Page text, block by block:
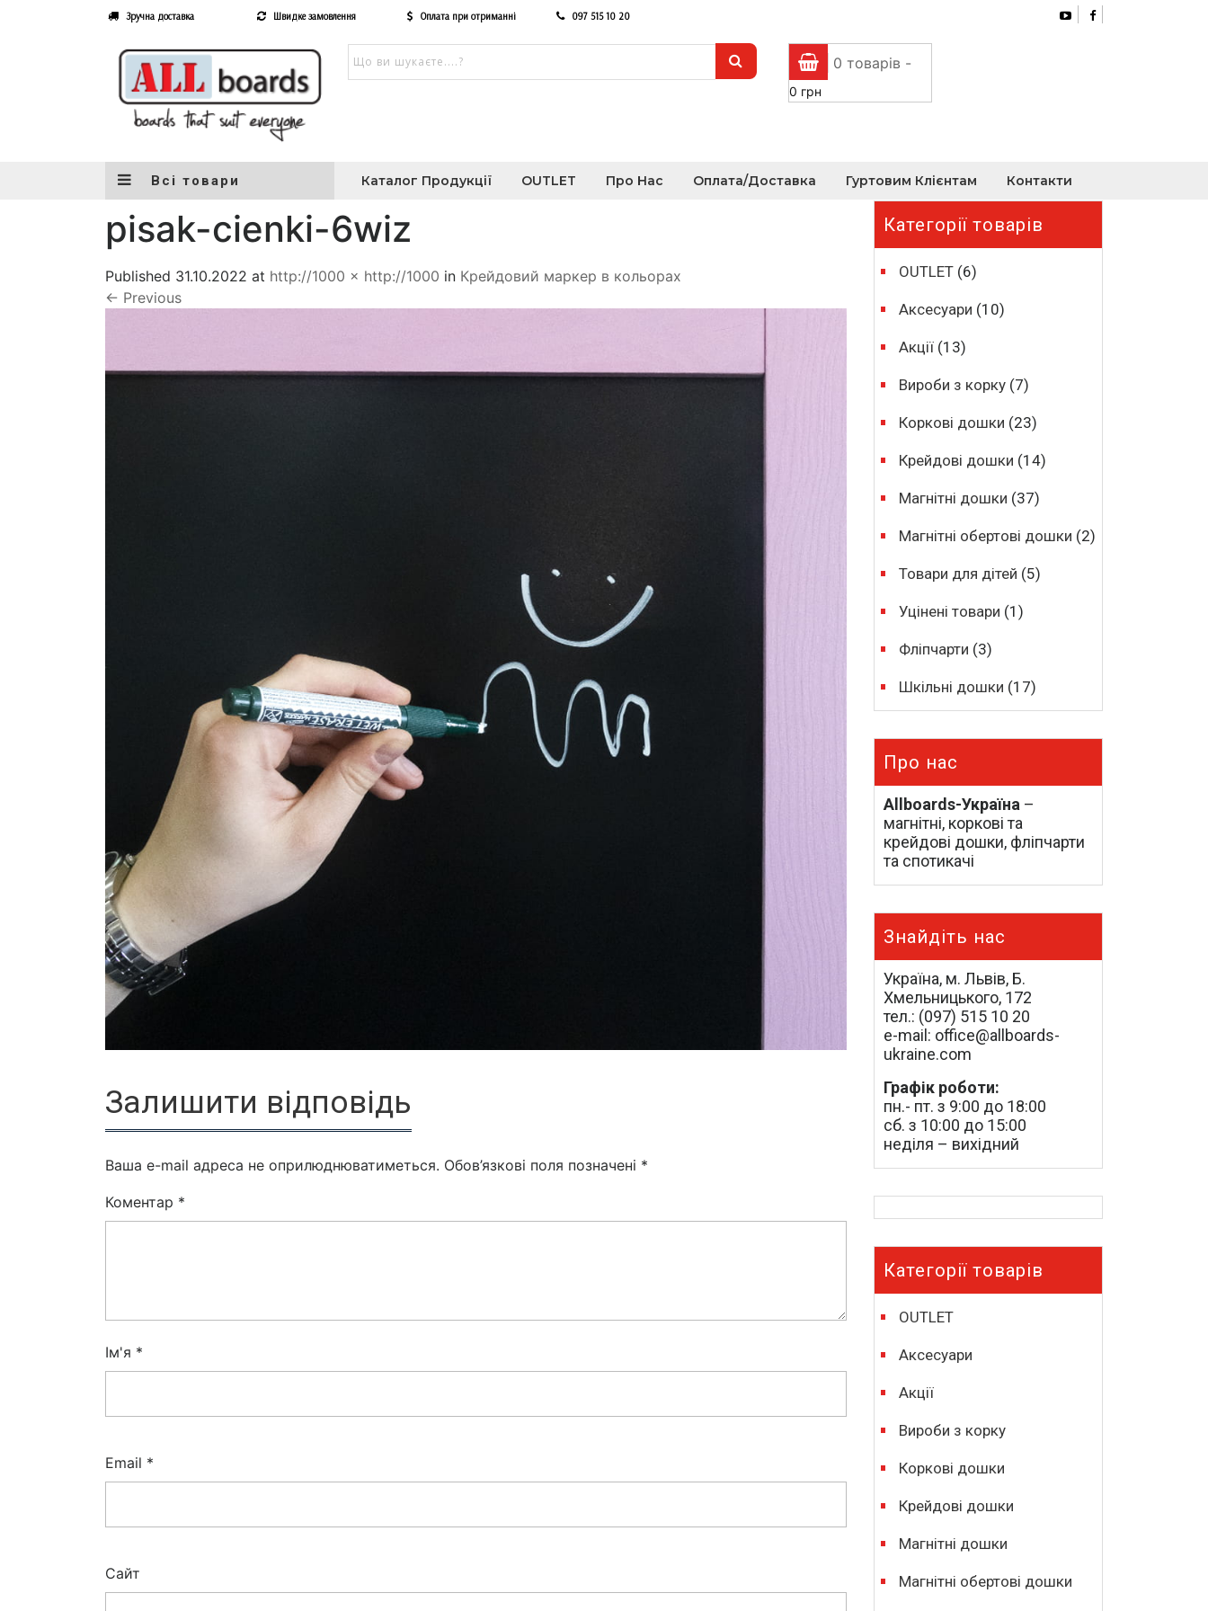
Зручна доставка Швидке замовлення Оплата при отриманні 097 515 10 20
0 товарів -
0 грн
Всі товари Каталог Продукції OUTLET Про Нас Оплата/Доставка Гуртовим Клієнтам Контакти
pisak-cienki-6wiz
Published 31.10.2022 at http://1000 × http://1000 in Крейдовий маркер в кольорах
← Previous
Залишити відповідь
Ваша e-mail адреса не оприлюднюватиметься. Обов’язкові поля позначені *
Коментар *
Ім'я *
Email *
Сайт
Категорії товарів
OUTLET (6)
Аксесуари (10)
Акції (13)
Вироби з корку (7)
Коркові дошки (23)
Крейдові дошки (14)
Магнітні дошки (37)
Магнітні обертові дошки (2)
Товари для дітей (5)
Уцінені товари (1)
Фліпчарти (3)
Шкільні дошки (17)
Про нас
Allboards-Україна –
магнітні, коркові та
крейдові дошки, фліпчарти
та спотикачі
Знайдіть нас
Україна, м. Львів, Б.
Хмельницького, 172
тел.: (097) 515 10 20
e-mail: office@allboards-
ukraine.com
Графік роботи:
пн.- пт. з 9:00 до 18:00
сб. з 10:00 до 15:00
неділя – вихідний
Категорії товарів
OUTLET
Аксесуари
Акції
Вироби з корку
Коркові дошки
Крейдові дошки
Магнітні дошки
Магнітні обертові дошки